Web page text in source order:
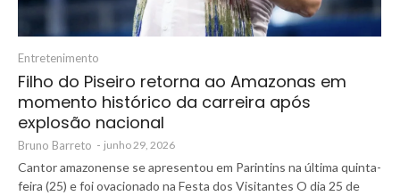
Entretenimento
Filho do Piseiro retorna ao Amazonas em
momento histórico da carreira após
explosão nacional
Bruno Barreto - junho 29, 2026
Cantor amazonense se apresentou em Parintins na última quinta-
feira (25) e foi ovacionado na Festa dos Visitantes O dia 25 de